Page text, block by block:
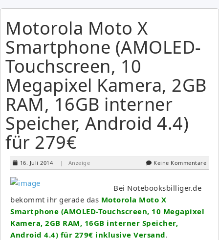
Motorola Moto X
Smartphone (AMOLED-
Touchscreen, 10
Megapixel Kamera, 2GB
RAM, 16GB interner
Speicher, Android 4.4)
für 279€
16. Juli 2014 | Anzeige Keine Kommentare
Bei Notebooksbilliger.de
bekommt ihr gerade das Motorola Moto X
Smartphone (AMOLED-Touchscreen, 10 Megapixel
Kamera, 2GB RAM, 16GB interner Speicher,
Android 4.4) für 279€ inklusive Versand.